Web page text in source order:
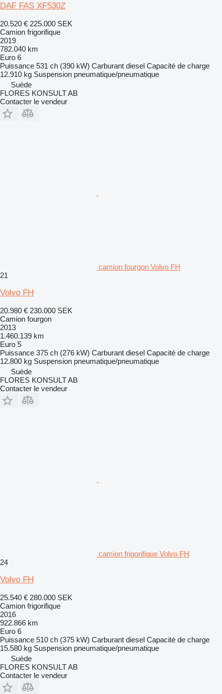
DAF FAS XF530Z
20.520 € 225.000 SEK
Camion frigorifique
2019
782.040 km
Euro 6
Puissance 531 ch (390 kW) Carburant diesel Capacité de charge
12.910 kg Suspension pneumatique/pneumatique
Suède
FLORES KONSULT AB
Contacter le vendeur
camion fourgon Volvo FH
21
Volvo FH
20.980 € 230.000 SEK
Camion fourgon
2013
1.460.139 km
Euro 5
Puissance 375 ch (276 kW) Carburant diesel Capacité de charge
12.800 kg Suspension pneumatique/pneumatique
Suède
FLORES KONSULT AB
Contacter le vendeur
camion frigorifique Volvo FH
24
Volvo FH
25.540 € 280.000 SEK
Camion frigorifique
2016
922.866 km
Euro 6
Puissance 510 ch (375 kW) Carburant diesel Capacité de charge
15.580 kg Suspension pneumatique/pneumatique
Suède
FLORES KONSULT AB
Contacter le vendeur